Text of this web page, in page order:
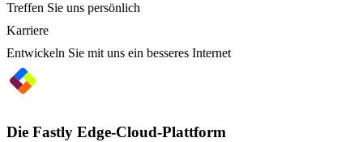
Treffen Sie uns persönlich
Karriere
Entwickeln Sie mit uns ein besseres Internet
Die Fastly Edge-Cloud-Plattform